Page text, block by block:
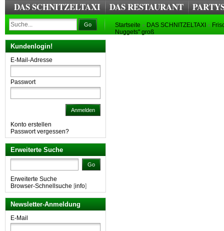
DAS SCHNITZELTAXI DAS RESTAURANT
Go Startseite » DAS SCHNITZELTAXI »
Nuggets" groß
Kundenlogin!
E-Mail-Adresse
Passwort
Anmelden
Konto erstellen
Passwort vergessen?
Erweiterte Suche
Go
Erweiterte Suche
Browser-Schnellsuche [info]
Newsletter-Anmeldung
E-Mail